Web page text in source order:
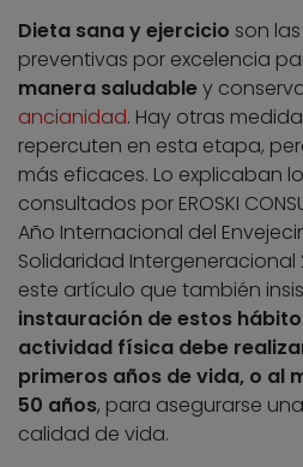
Dieta sana y ejercicio son
preventivas por excelencia
manera saludabley
ancianidad. Hay otras
repercuten en esta etapa,
más eficaces. Lo explicaban
consultados por EROSKI
Año Internacional del
Solidaridad Intergeneracional
este artículo que también
instauración de estos
actividad física debe
primeros años de vida, o al
50 años, para asegurarse
calidad de vida.